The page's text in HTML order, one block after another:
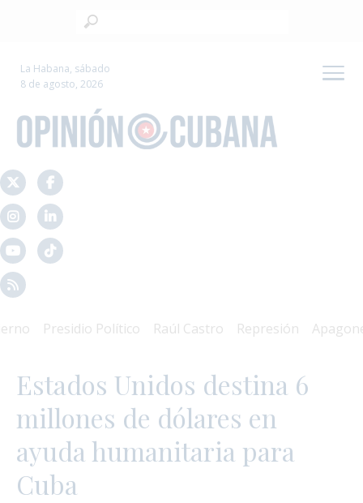
La Habana, sábado
8 de agosto, 2026
Presidio Político Raúl Castro Represión Apagones
Estados Unidos destina 6
millones de dólares en
ayuda humanitaria para
Cuba